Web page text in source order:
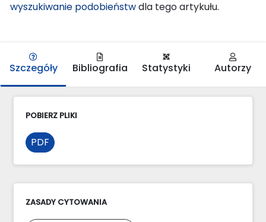
wyszukiwanie podobieństwdla tego artykułu.
Szczegóły Bibliografia Statystyki Autorzy
POBIERZ PLIKI
PDF
ZASADY CYTOWANIA